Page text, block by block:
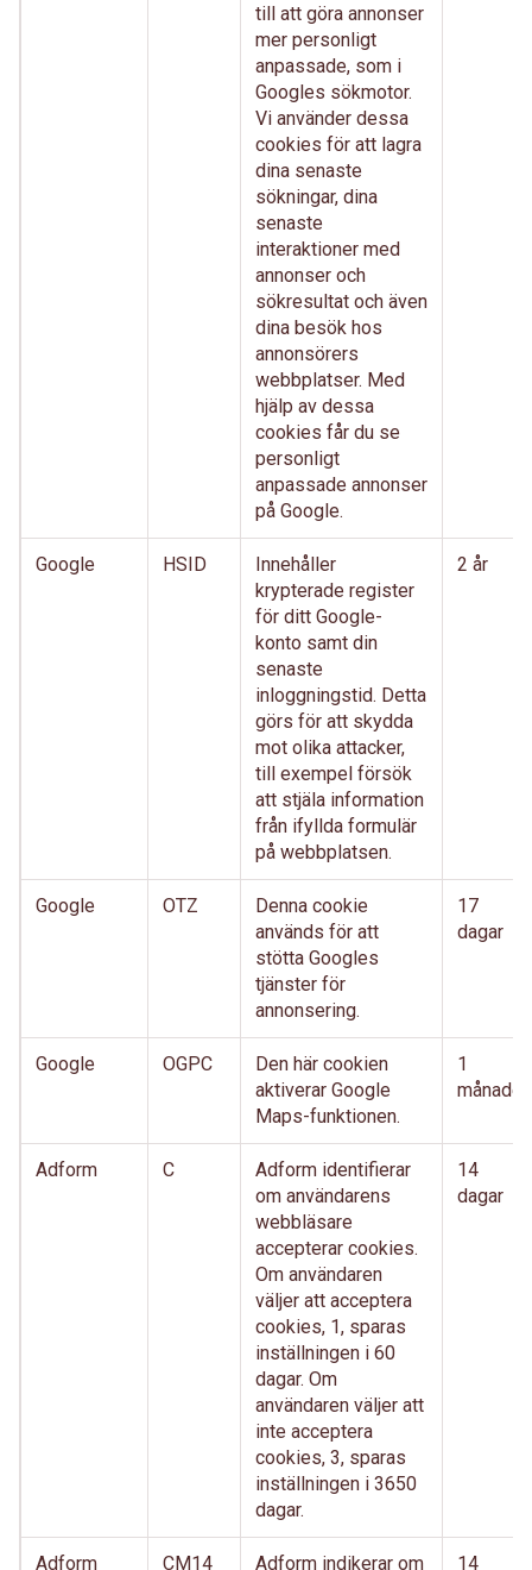
till att göra annonser
mer personligt
anpassade, som i
Googles sökmotor.
Vi använder dessa
cookies för att lagra
dina senaste
sökningar, dina
senaste
interaktioner med
annonser och
sökresultat och även
dina besök hos
annonsörers
webbplatser. Med
hjälp av dessa
cookies får du se
personligt
anpassade annonser
på Google.
Google HSID
Innehåller
krypterade register
för ditt Google-
konto samt din
senaste
inloggningstid. Detta
görs för att skydda
mot olika attacker,
till exempel försök
att stjäla information
från ifyllda formulär
på webbplatsen.
2 år
Google OTZ
Denna cookie
används för att
stötta Googles
tjänster för
annonsering.
17
dagar
Google OGPC
Den här cookien
aktiverar Google
Maps-funktionen.
1
månader
Adform C
Adform identifierar
om användarens
webbläsare
accepterar cookies.
Om användaren
väljer att acceptera
cookies, 1, sparas
inställningen i 60
dagar. Om
användaren väljer att
inte acceptera
cookies, 3, sparas
inställningen i 3650
dagar.
14
dagar
Adform CM14 Adform indikerar om 14